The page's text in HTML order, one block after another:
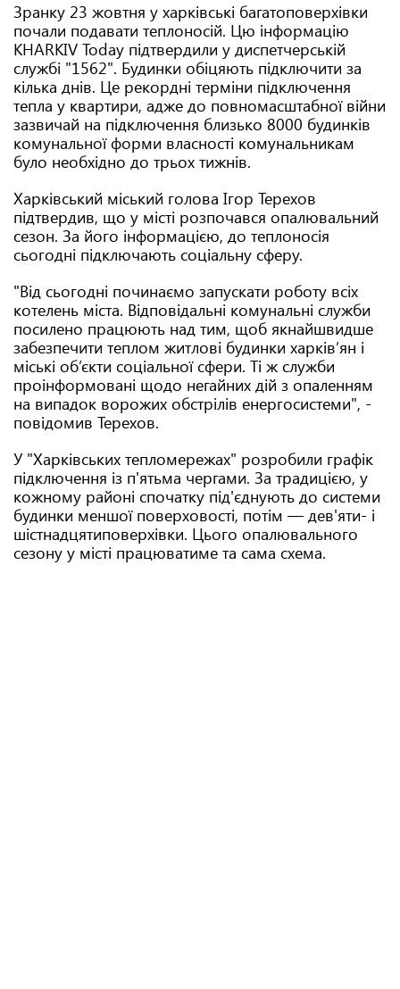
Зранку 23 жовтня у харківські багатоповерхівки
почали подавати теплоносій. Цю інформацію
KHARKIV Today підтвердили у диспетчерській
службі "1562". Будинки обіцяють підключити за
кілька днів. Це рекордні терміни підключення
тепла у квартири, адже до повномасштабної війни
зазвичай на підключення близько 8000 будинків
комунальної форми власності комунальникам
було необхідно до трьох тижнів.
Харківський міський голова Ігор Терехов
підтвердив, що у місті розпочався опалювальний
сезон. За його інформацією, до теплоносія
сьогодні підключають соціальну сферу.
"Від сьогодні починаємо запускати роботу всіх
котелень міста. Відповідальні комунальні служби
посилено працюють над тим, щоб якнайшвидше
забезпечити теплом житлові будинки харківʼян і
міські об’єкти соціальної сфери. Ті ж служби
проінформовані щодо негайних дій з опаленням
на випадок ворожих обстрілів енергосистеми", -
повідомив Терехов.
У "Харківських тепломережах" розробили графік
підключення із п'ятьма чергами. За традицією, у
кожному районі спочатку під'єднують до системи
будинки меншої поверховості, потім — дев'яти- і
шістнадцятиповерхівки. Цього опалювального
сезону у місті працюватиме та сама схема.